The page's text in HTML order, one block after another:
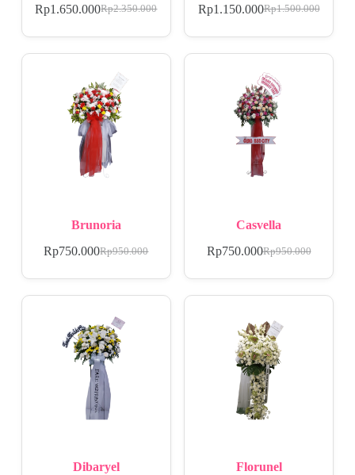
Rp2.350.000
Rp1.650.000 Rp1.500.000
Rp1.150.000
Brunoria
Rp950.000
Rp750.000
Casvella
Rp950.000
Rp750.000
Dibaryel Florunel